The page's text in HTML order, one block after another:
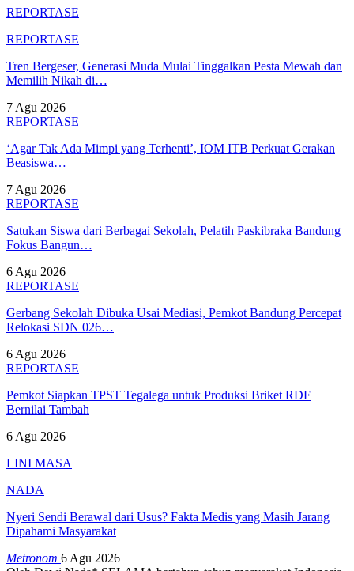
REPORTASE
REPORTASE
Tren Bergeser, Generasi Muda Mulai Tinggalkan Pesta Mewah dan
Memilih Nikah di…
7 Agu 2026
REPORTASE
‘Agar Tak Ada Mimpi yang Terhenti’, IOM ITB Perkuat Gerakan
Beasiswa…
7 Agu 2026
REPORTASE
Satukan Siswa dari Berbagai Sekolah, Pelatih Paskibraka Bandung
Fokus Bangun…
6 Agu 2026
REPORTASE
Gerbang Sekolah Dibuka Usai Mediasi, Pemkot Bandung Percepat
Relokasi SDN 026…
6 Agu 2026
REPORTASE
Pemkot Siapkan TPST Tegalega untuk Produksi Briket RDF
Bernilai Tambah
6 Agu 2026
LINI MASA
NADA
Nyeri Sendi Berawal dari Usus? Fakta Medis yang Masih Jarang
Dipahami Masyarakat
Metronom 6 Agu 2026